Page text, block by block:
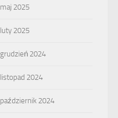
maj 2025
luty 2025
grudzień 2024
listopad 2024
październik 2024